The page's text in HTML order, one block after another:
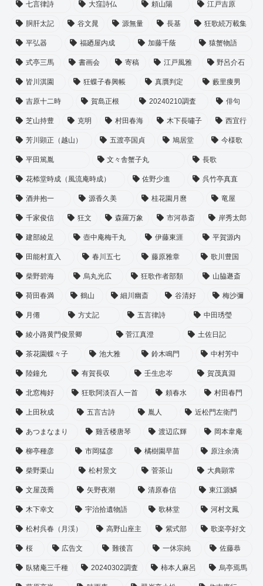
七言律詩 大窪詩仏 頼山陽 江戸吉原
胴肝太記 谷文晁 源無量 長基 狂歌続万載集
平弘器 福廼屋内成 加藤千蔭 猿蟹物語
式亭三馬 書画会 寄稿 江戸風雅 野呂介石
皆川淇園 狂蝶子春興帳 真贋判定 藪里痩男
吉原十二時 賀島正根 20240210調査 俳句
芝山持豊 克明 村田春海 木下長嘯子 西宜行
芳川顕正（越山） 五渡亭国貞 鳩居堂 今様歌
平田篤胤 文々舎蟹子丸 長歌
花㮇堂時成（風流庵時成） 佐野少進 呉竹亭真直
酒井抱一 源香久美 桂花園月麿 竜屋
千家俊信 狂文 森羅万象 市河恭斎 岸秀太郎
建部綾足 壺中庵梅干丸 伊藤東涯 平賀源内
田能村直入 春川五七 藤原雅章 歌川豊国
柴野碧海 烏丸光広 狂歌作者部類 山脇遯斎
荷田春満 鶴山 細川幽斎 谷清好 梅沙彌
月僊 方丈記 五言律詩 中田琇瑩
綾小路黄門俊景卿 菅江真澄 土佐日記
茶花園蝶々子 池大雅 鈴木鳴門 中村芳中
陸鐘允 有賀長収 壬生忠岑 賀茂真淵
北窓梅好 狂歌阿淡百人一首 頼春水 村田春門
上田秋成 五言古詩 胤人 近松門左衛門
あつまなまり 雞舌楼唐琴 渡辺広輝 岡本韋庵
柳亭種彦 市岡猛彦 橘樹園早苗 原注余滴
柴野栗山 松村景文 菅茶山 大典顕常
文屋茂喬 矢野夜潮 清原春信 東江源鱗
木下幸文 宇治拾遺物語 歌林堂 河村文鳳
松村呉春（月渓） 高野山座主 紫式部 歌楽亭好文
桜 広告文 難後言 一休宗純 佐藤恭
臥猪庵三千種 20240302調査 柿本人麻呂 烏亭焉馬